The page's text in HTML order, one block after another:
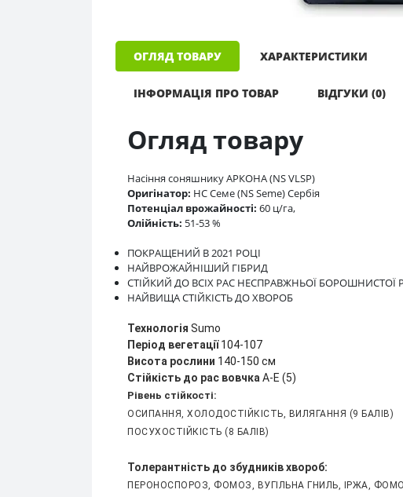
ОГЛЯД ТОВАРУ ХАРАКТЕРИСТИКИ
ІНФОРМАЦІЯ ПРО ТОВАР ВІДГУКИ (0)
Огляд товару
Насіння соняшнику АРКОНА (NS VLSP)
Оригінатор: НС Семе (NS Seme) Сербія
Потенціал врожайності: 60 ц/га,
Олійність: 51-53 %
ПОКРАЩЕНИЙ В 2021 РОЦІ
НАЙВРОЖАЙНІШИЙ ГІБРИД
СТІЙКИЙ ДО ВСІХ РАС НЕСПРАВЖНЬОЇ БОРОШНИСТОЇ
НАЙВИЩА СТІЙКІСТЬ ДО ХВОРОБ
Технологія Sumo
Період вегетації104-107
Висота рослини 140-150 см
Стійкість до рас вовчка A-E (5)
Рівень стійкості:
ОСИПАННЯ, ХОЛОДОСТІЙКІСТЬ, ВИЛЯГАННЯ (9 БАЛІВ)
ПОСУХОСТІЙКІСТЬ (8 БАЛІВ)
Толерантність до збудників хвороб:
ПЕРОНОСПОРОЗ, ФОМОЗ, ВУГІЛЬНА ГНИЛЬ, ІРЖА,